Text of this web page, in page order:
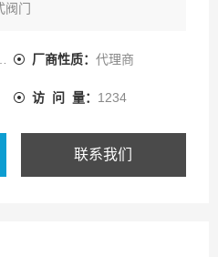
阀门
油口安装面符合 ISO 6264
门
厂商性质： 代理商
访 问 量： 1234
联系我们